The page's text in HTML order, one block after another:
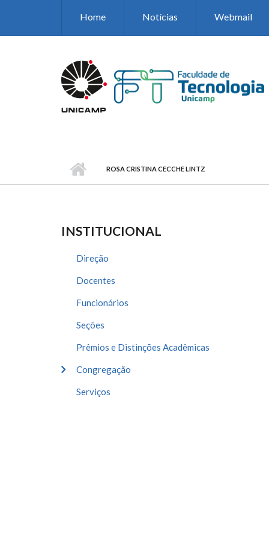
Home Notícias Webmail
ROSA CRISTINA CECCHE LINTZ
INSTITUCIONAL
Direção
Docentes
Funcionários
Seções
Prêmios e Distinções Acadêmicas
Congregação
Serviços